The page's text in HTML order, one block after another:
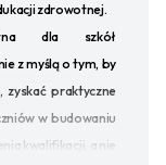
zdrowotnej.
dla szkół
z myślą o tym, by
praktyczne
w budowaniu
kwalifikacji, a nie